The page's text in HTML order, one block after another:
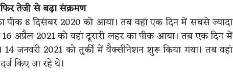
तेजी से बढ़ा संक्रमण
पीक 8 दिसंबर 2020 को आया। तब वहां एक दिन में सबसे ज्यादा
अप्रैल 2021 को वहां दूसरी लहर का पीक आया। तब एक दिन में
जनवरी 2021 को तुर्की में वैक्सीनेशन शुरू किया गया। तब वहां
किए जा रहे थे।